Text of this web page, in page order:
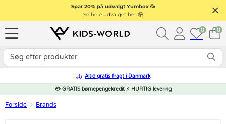
Spar 20% på udvalgt Yumbox 🥳
Se hele udvalget her 🤩
0 0
Altid gratis fragt i Danmark
💳 GRATIS børnepengekredit ⚡ HURTIG levering
Forside Brands